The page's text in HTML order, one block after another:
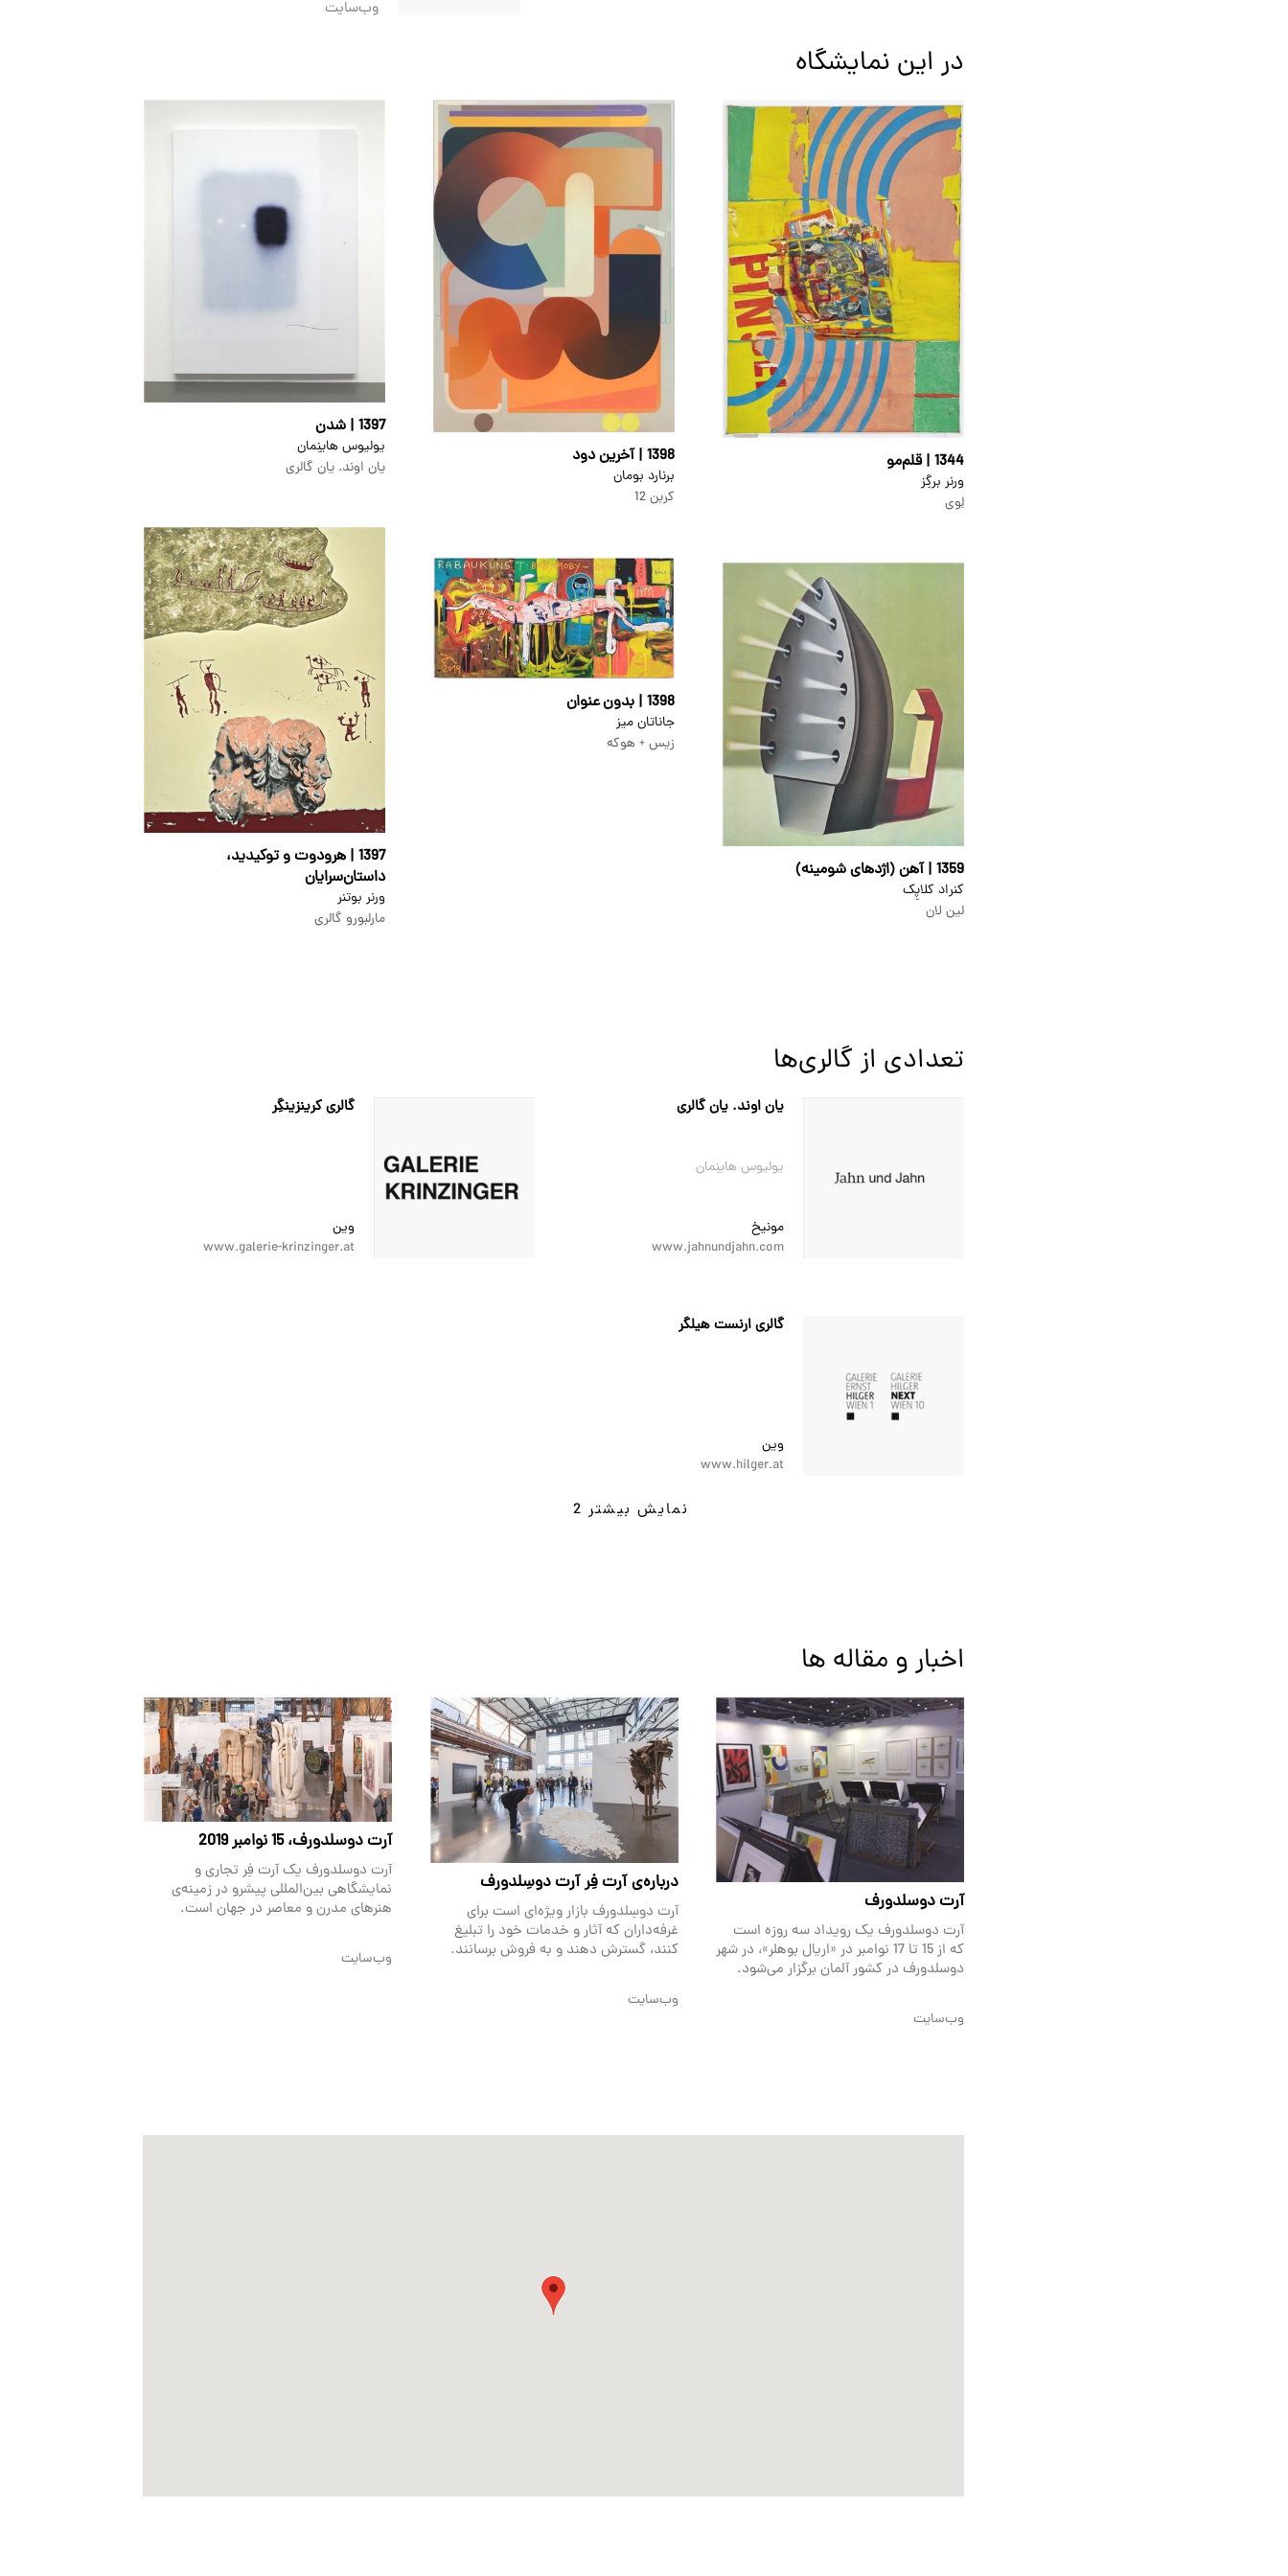
وب‌سایت
در این نمایشگاه
1344 | قلم‌مو
ورنر برگِز
لِوی
1398 | آخرین دود
برنارد بومان
کربن 12
1397 | شدن
یولیوس هاینِمان
یان اوند. یان گالری
1397 | هرودوت و توكیدید،
داستان‌سرایان
ورنر بوتنر
مارلبورو گالری
1398 | بدون عنوان
جاناتان میز
زیس + هوکه
1359 | آهن (اژدهای شومینه)
کنراد کلاپِک
لین لان
تعدادی از گالری‌ها
یان اوند. یان گالری
یولیوس هاینِمان
مونیخ
www.jahnundjahn.com
گالری کرینزینگِر
وین
www.galerie-krinzinger.at
گالری ارنست هیلگر
وین
www.hilger.at
نمایش بیشتر 2
اخبار و مقاله ها
آرت دوسلدورف
آرت دوسلدورف یک رویداد سه روزه است
که از 15 تا 17 نوامبر در «اریال بوهلر»، در شهر
دوسلدورف در کشور آلمان برگزار می‌شود.
وب‌سایت
درباره‌ی آرت فِر آرت دوسِلدورف
آرت دوسِلدورف بازار ویژه‌ای است برای
غرفه‌داران که آثار و خدمات خود را تبلیغ
کنند، گسترش دهند و به فروش برسانند.
وب‌سایت
آرت دوسلدورف، 15 نوامبر 2019
آرت دوسلدورف یک آرت فِر تجاری و
نمایشگاهی بین‌المللی پیشرو در زمینه‌ی
هنرهای مدرن و معاصر در جهان است.
وب‌سایت